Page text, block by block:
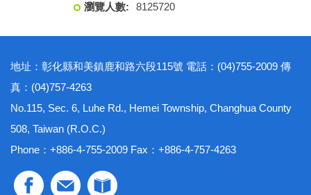
8125720
地址：彰化縣和美鎮鹿和路六段115號 電話：(04)755-2009 傳
真：(04)757-4263
No.115, Sec. 6, Luhe Rd., Hemei Township, Changhua County
508, Taiwan (R.O.C.)
Phone：+886-4-755-2009 Fax：+886-4-757-4263